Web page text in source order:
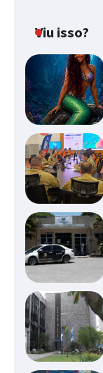
Viu isso?